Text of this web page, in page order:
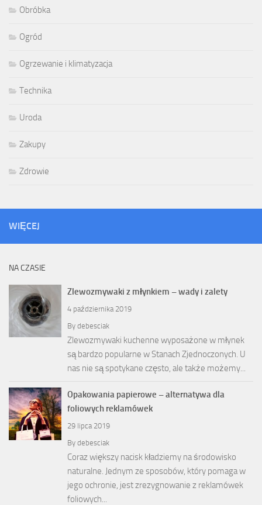
Obróbka
Ogród
Ogrzewanie i klimatyzacja
Technika
Uroda
Zakupy
Zdrowie
WIĘCEJ
NA CZASIE
Zlewozmywaki z młynkiem – wady i zalety
4 października 2019
By debesciak
Zlewozmywaki kuchenne wyposażone w młynek
są bardzo popularne w Stanach Zjednoczonych. U
nas nie są spotykane często, ale także możemy...
Opakowania papierowe – alternatywa dla
foliowych reklamówek
29 lipca 2019
By debesciak
Coraz większy nacisk kładziemy na środowisko
naturalne. Jednym ze sposobów, który pomaga w
jego ochronie, jest zrezygnowanie z reklamówek
foliowych...